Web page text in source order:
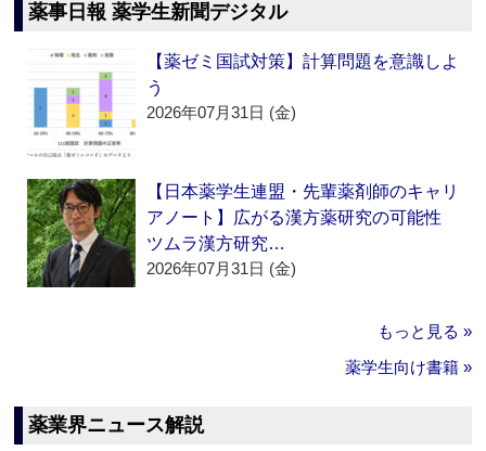
薬事日報 薬学生新聞デジタル
【薬ゼミ国試対策】計算問題を意識しよ
う
2026年07月31日 (金)
【日本薬学生連盟・先輩薬剤師のキャリ
アノート】広がる漢方薬研究の可能性
ツムラ漢方研究…
2026年07月31日 (金)
もっと見る »
薬学生向け書籍 »
薬業界ニュース解説